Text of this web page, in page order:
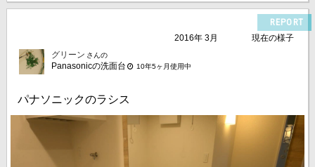
REPORT
2016年 3月
現在の様子
グリーン さんの
Panasonicの洗面台 10年5ヶ月使用中
パナソニックのラシス